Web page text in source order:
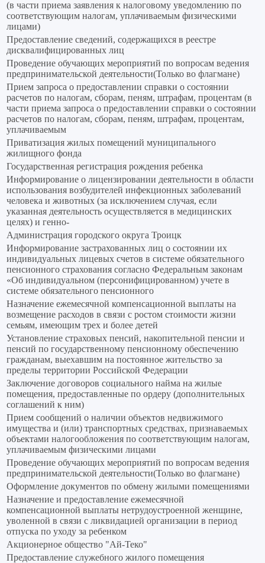
(в части приема заявления к налоговому уведомлению по
соответствующим налогам, уплачиваемым физическими
лицами)
Предоставление сведений, содержащихся в реестре
дисквалифицированных лиц
Проведение обучающих мероприятий по вопросам ведения
предпринимательской деятельности(Только во флагмане)
Прием запроса о предоставлении справки о состоянии
расчетов по налогам, сборам, пеням, штрафам, процентам (в
части приема запроса о предоставлении справки о состоянии
расчетов по налогам, сборам, пеням, штрафам, процентам,
уплачиваемым
Приватизация жилых помещений муниципального
жилищного фонда
Государственная регистрация рождения ребенка
Информирование о лицензировании деятельности в области
использования возбудителей инфекционных заболеваний
человека и животных (за исключением случая, если
указанная деятельность осуществляется в медицинских
целях) и генно-
Администрация городского округа Троицк
Информирование застрахованных лиц о состоянии их
индивидуальных лицевых счетов в системе обязательного
пенсионного страхования согласно Федеральным законам
«Об индивидуальном (персонифицированном) учете в
системе обязательного пенсионного
Назначение ежемесячной компенсационной выплаты на
возмещение расходов в связи с ростом стоимости жизни
семьям, имеющим трех и более детей
Установление страховых пенсий, накопительной пенсии и
пенсий по государственному пенсионному обеспечению
гражданам, выехавшим на постоянное жительство за
пределы территории Российской Федерации
Заключение договоров социального найма на жилые
помещения, предоставленные по ордеру (дополнительных
соглашений к ним)
Прием сообщений о наличии объектов недвижимого
имущества и (или) транспортных средствах, признаваемых
объектами налогообложения по соответствующим налогам,
уплачиваемым физическими лицами
Проведение обучающих мероприятий по вопросам ведения
предпринимательской деятельности(Только во флагмане)
Оформление документов по обмену жилыми помещениями
Назначение и предоставление ежемесячной
компенсационной выплаты нетрудоустроенной женщине,
уволенной в связи с ликвидацией организации в период
отпуска по уходу за ребенком
Акционерное общество "Ай-Теко"
Предоставление служебного жилого помещения